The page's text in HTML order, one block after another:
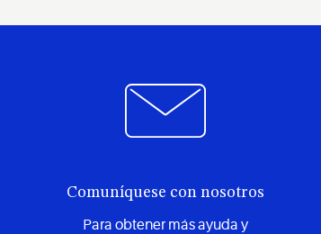
Comuníquese con nosotros
Para obtener más ayuda y